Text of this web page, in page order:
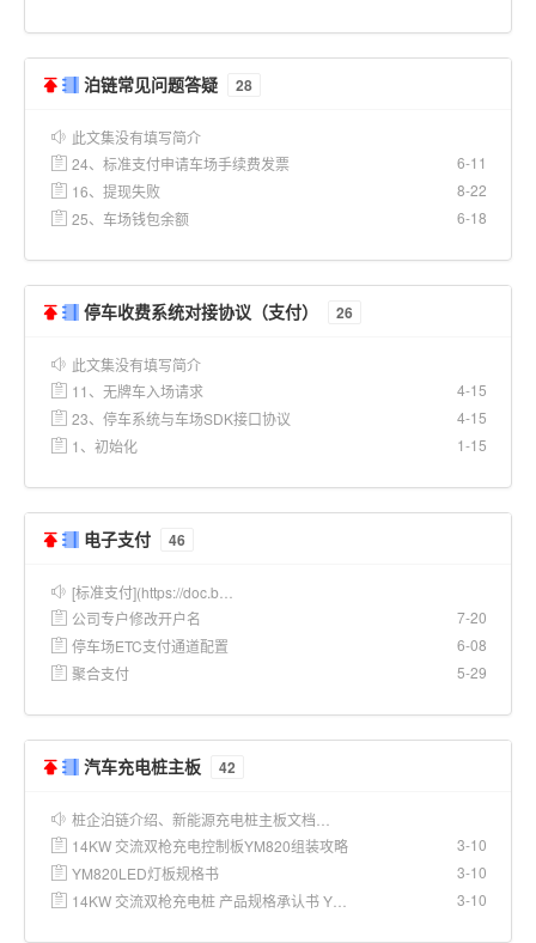
泊链常见问题答疑 28
此文集没有填写简介
24、标准支付申请车场手续费发票
6-11
16、提现失败
8-22
25、车场钱包余额
6-18
停车收费系统对接协议（支付） 26
此文集没有填写简介
11、无牌车入场请求
4-15
23、停车系统与车场SDK接口协议
4-15
1、初始化
1-15
电子支付 46
[标准支付](https://doc.b…
公司专户修改开户名
7-20
停车场ETC支付通道配置
6-08
聚合支付
5-29
汽车充电桩主板 42
桩企泊链介绍、新能源充电桩主板文档…
14KW 交流双枪充电控制板YM820组装攻略
3-10
YM820LED灯板规格书
3-10
14KW 交流双枪充电桩 产品规格承认书 YM820A
3-10